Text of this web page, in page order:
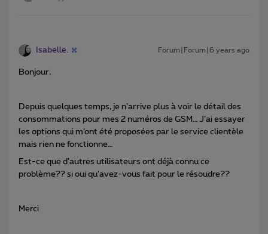
Isabelle. Forum|Forum|6 years ago
Bonjour,
Depuis quelques temps, je n’arrive plus à voir le détail des
consommations pour mes 2 numéros de GSM… J’ai essayer
les options qui m’ont été proposées par le service clientèle
mais rien ne fonctionne…
Est-ce que d’autres utilisateurs ont déjà connu ce
problème?? si oui qu’avez-vous fait pour le résoudre??
Merci